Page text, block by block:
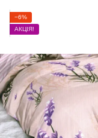
−6%
АКЦІЯ!